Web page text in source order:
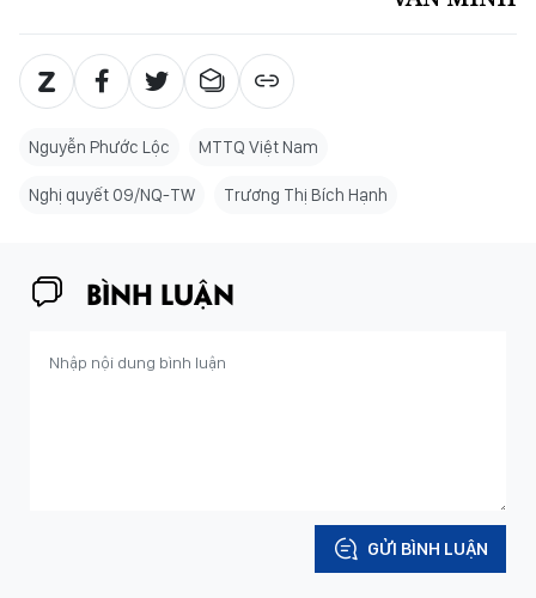
Nguyễn Phước Lộc MTTQ Việt Nam
Nghị quyết 09/NQ-TW Trương Thị Bích Hạnh
BÌNH LUẬN
GỬI BÌNH LUẬN